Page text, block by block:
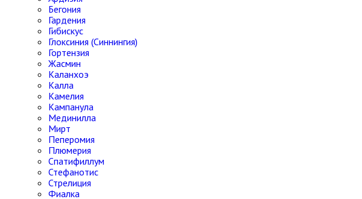
Бегония
Гардения
Гибискус
Глоксиния (Синнингия)
Гортензия
Жасмин
Каланхоэ
Калла
Камелия
Кампанула
Мединилла
Мирт
Пеперомия
Плюмерия
Спатифиллум
Стефанотис
Стрелиция
Фиалка